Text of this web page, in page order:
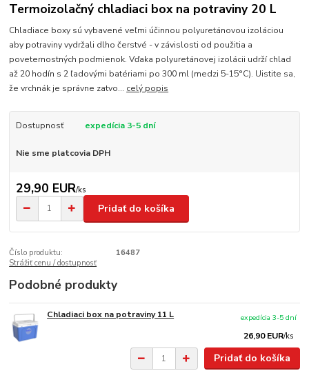
Termoizolačný chladiaci box na potraviny 20 L
Chladiace boxy sú vybavené veľmi účinnou polyuretánovou izoláciou
aby potraviny vydržali dlho čerstvé - v závislosti od použitia a
poveternostných podmienok. Vďaka polyuretánovej izolácii udrží chlad
až 20 hodín s 2 ľadovými batériami po 300 ml (medzi 5-15°C). Uistite sa,
že vrchnák je správne zatvo... celý popis
Dostupnosť expedícia 3-5 dní
Nie sme platcovia DPH
29,90 EUR/ks
Pridať do košíka
Číslo produktu:
16487
Strážiť cenu / dostupnosť
Podobné produkty
Chladiaci box na potraviny 11 L
26,90 EUR/ks
expedícia 3-5 dní
Pridať do košíka